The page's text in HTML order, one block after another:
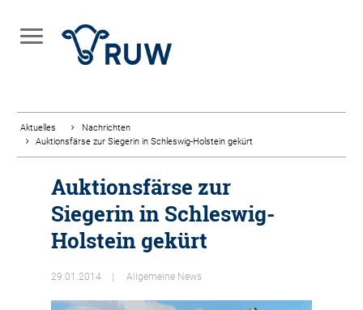
Aktuelles
Nachrichten
Auktionsfärse zur Siegerin in Schleswig-Holstein gekürt
Auktionsfärse zur
Siegerin in Schleswig-
Holstein gekürt
29.01.2014 Allgemeine News